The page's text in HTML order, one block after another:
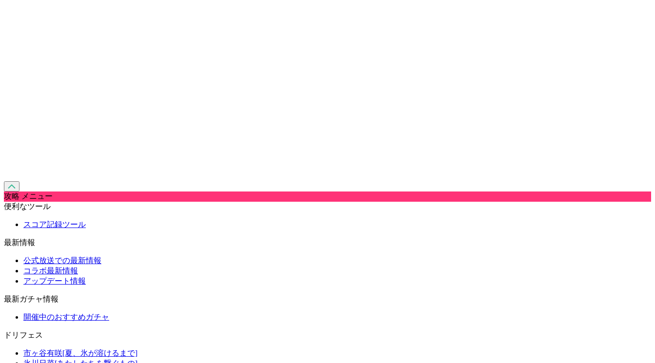
攻略 メニュー
便利なツール
スコア記録ツール
最新情報
公式放送での最新情報
コラボ最新情報
アップデート情報
最新ガチャ情報
開催中のおすすめガチャ
ドリフェス
市ヶ谷有咲[夏、氷が溶けるまで]